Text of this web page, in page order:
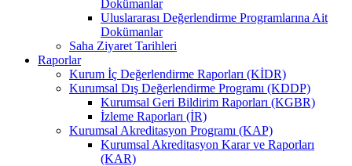
Dokümanlar
Uluslararası Değerlendirme Programlarına Ait
Dokümanlar
Saha Ziyaret Tarihleri
Raporlar
Kurum İç Değerlendirme Raporları (KİDR)
Kurumsal Dış Değerlendirme Programı (KDDP)
Kurumsal Geri Bildirim Raporları (KGBR)
İzleme Raporları (İR)
Kurumsal Akreditasyon Programı (KAP)
Kurumsal Akreditasyon Karar ve Raporları
(KAR)